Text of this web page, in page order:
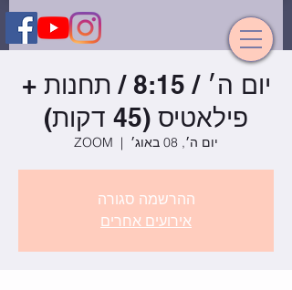
יום ה׳ / 8:15 / תחנות +
פילאטיס (45 דקות)
יום ה׳, 08 באוג׳
  |
ZOOM
ההרשמה סגורה
אירועים אחרים